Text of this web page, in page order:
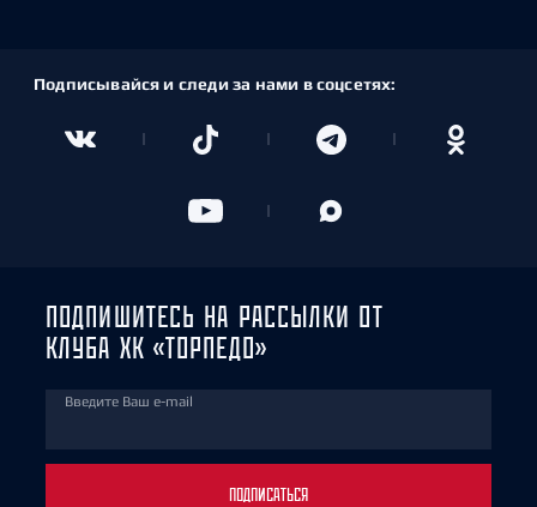
Подписывайся и следи за нами в соцсетях:
ПОДПИШИТЕСЬ НА РАССЫЛКИ ОТ
КЛУБА ХК «ТОРПЕДО»
Введите Ваш e-mail
ПОДПИСАТЬСЯ